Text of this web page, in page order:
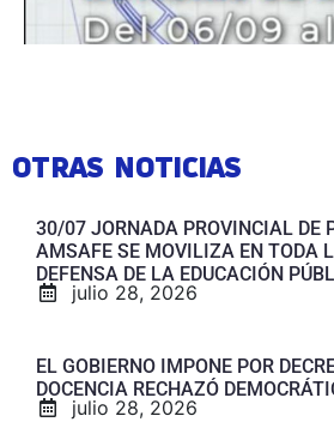
OTRAS NOTICIAS
30/07 JORNADA PROVINCIAL DE
AMSAFE SE MOVILIZA EN TODA
DEFENSA DE LA EDUCACIÓN
julio 28, 2026
EL GOBIERNO IMPONE POR
DOCENCIA RECHAZÓ
julio 28, 2026